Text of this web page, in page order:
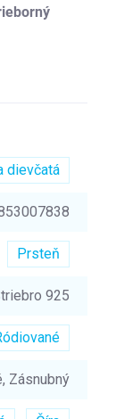
dievčatá
Prsteň
925
Zásnubný